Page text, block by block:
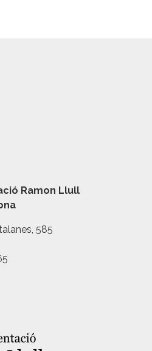
Ramon Llull
585